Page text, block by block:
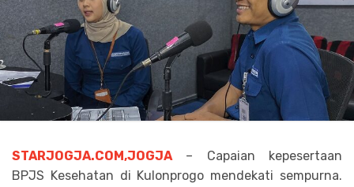
STARJOGJA.COM,JOGJA– Capaian kepesertaan
BPJS Kesehatan di Kulonprogo mendekati sempurna.